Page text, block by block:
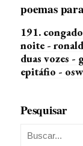
poemas
191.
noite -
duas vozes -
epitáfio -
Pesquisar